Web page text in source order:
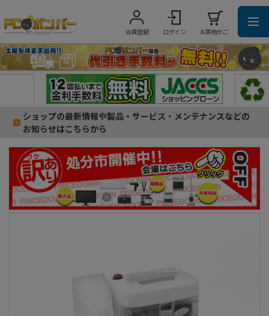
会員登録 ログイン お買物かご
ショップの最新情報や製品・サービス・メンテナンスなどの
お知らせはこちらから